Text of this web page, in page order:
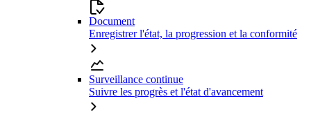
Document
Enregistrer l'état, la progression et la conformité
Surveillance continue
Suivre les progrès et l'état d'avancement